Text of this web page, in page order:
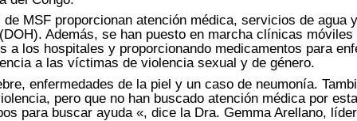
MSF proporcionan atención médica, servicios de agua
Además, se han puesto en marcha clínicas
a los hospitales y proporcionando medicamentos para
a las víctimas de violencia sexual y de género.
enfermedades de la piel y un caso de neumonía.
pero que no han buscado atención médica por
para buscar ayuda «, dice la Dra. Gemma Arellano,